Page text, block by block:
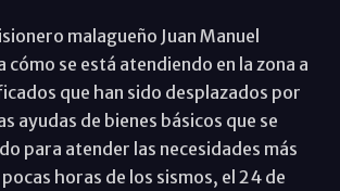
malagueño Juan Manuel
cómo se está atendiendo en la zona a
que han sido desplazados por
ayudas de bienes básicos que se
para atender las necesidades más
horas de los sismos, el 24 de